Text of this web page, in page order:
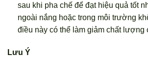
sau khi pha chế để đạt hiệu quả tốt
ngoài nắng hoặc trong môi trường
điều này có thể làm giảm chất lượng
Lưu Ý